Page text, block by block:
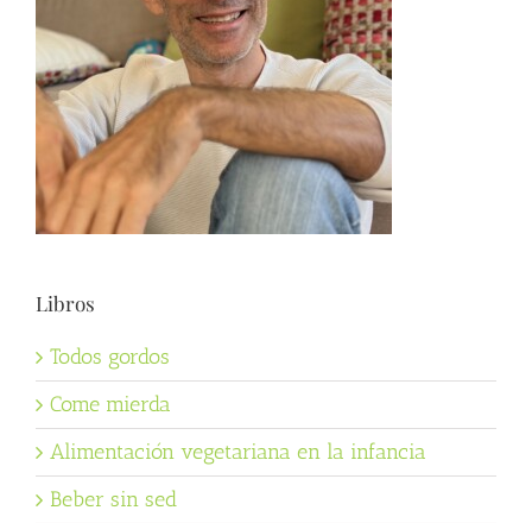
Libros
Todos gordos
Come mierda
Alimentación vegetariana en la infancia
Beber sin sed